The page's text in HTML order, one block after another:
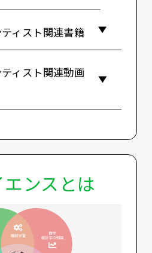
ィスト関連書籍
ィスト関連動画
ンスとは